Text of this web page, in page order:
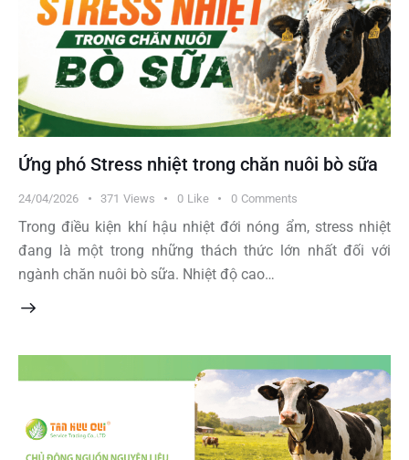
Ứng phó Stress nhiệt trong chăn nuôi bò sữa
24/04/2026 371 Views 0 Like 0 Comments
Trong điều kiện khí hậu nhiệt đới nóng ẩm, stress nhiệt
đang là một trong những thách thức lớn nhất đối với
ngành chăn nuôi bò sữa. Nhiệt độ cao…